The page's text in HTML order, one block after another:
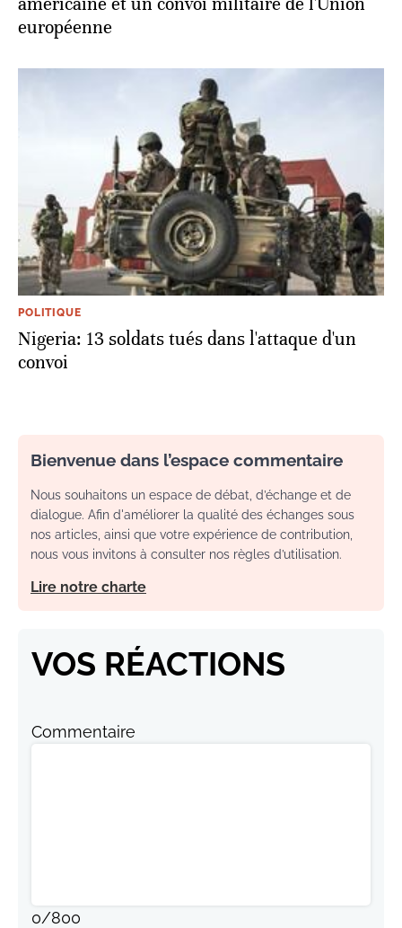
européenne
POLITIQUE
Nigeria: 13 soldats tués dans l'attaque d'un
convoi
Bienvenue dans l’espace commentaire
Nous souhaitons un espace de débat, d’échange et de
dialogue. Afin d'améliorer la qualité des échanges sous
nos articles, ainsi que votre expérience de contribution,
nous vous invitons à consulter nos règles d’utilisation.
Lire notre charte
VOS RÉACTIONS
Commentaire
0/800